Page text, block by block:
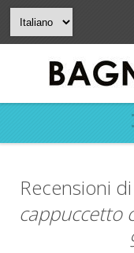
Recensioni
cappuccetto